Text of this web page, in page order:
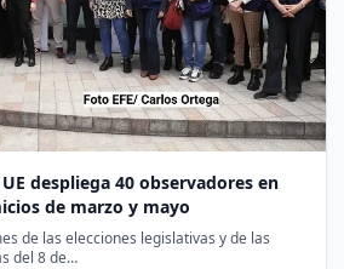
despliega 40 observadores en
de marzo y mayo
de las elecciones legislativas y de las
del 8 de…